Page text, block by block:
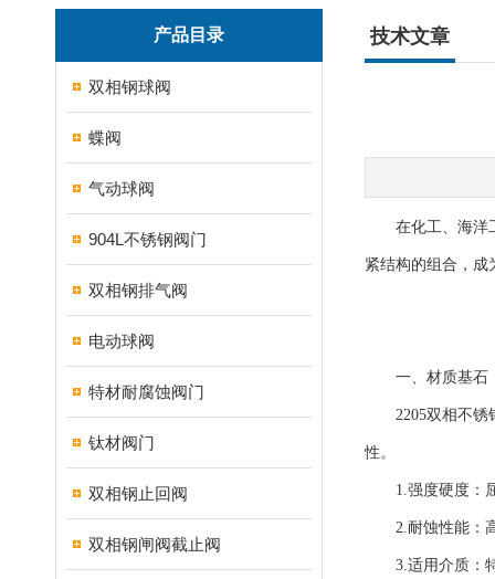
产品目录
双相钢球阀
蝶阀
气动球阀
904L不锈钢阀门
双相钢排气阀
电动球阀
特材耐腐蚀阀门
钛材阀门
双相钢止回阀
双相钢闸阀截止阀
技术文章
在化工、海洋工
紧结构的组合，成
一、材质基石：
2205双相不锈钢
性。
1.强度硬度：屈
2.耐蚀性能：高
3.适用介质：特